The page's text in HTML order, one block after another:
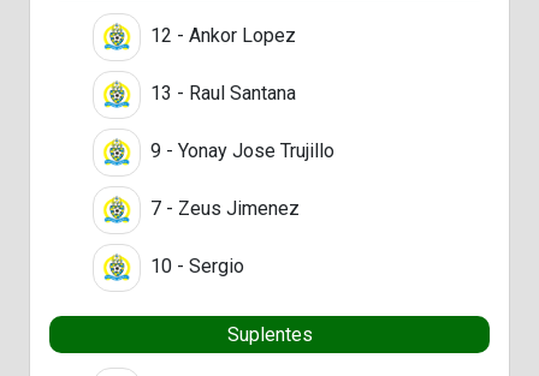
12 - Ankor Lopez
13 - Raul Santana
9 - Yonay Jose Trujillo
7 - Zeus Jimenez
10 - Sergio
Suplentes